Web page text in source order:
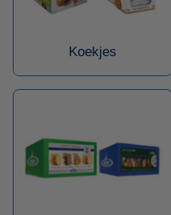
Koekjes